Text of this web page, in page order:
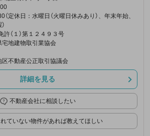
（定休日：水曜日（火曜日休みあり）、年末年始、
許（１）第１２４９３号
宅地建物取引業協会
区不動産公正取引協議会
詳細を見る
不動産会社に相談したい
ていない物件があれば教えてほしい